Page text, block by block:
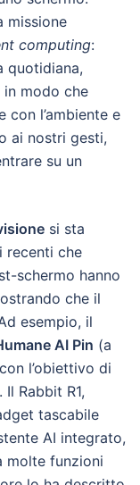
missione
computing:
quotidiana,
in modo che
con l’ambiente e
ai nostri gesti,
su un
si sta
recenti che
schermo hanno
che il
esempio, il
AI Pin (a
l’obiettivo di
Rabbit R1,
tascabile
AI integrato,
molte funzioni